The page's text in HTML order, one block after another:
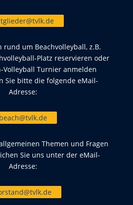
rund um Beachvolleyball, z.B.
Platz reservieren oder
Volleyball Turnier anmelden
Sie bitte die folgende eMail-
Adresse:
beach@tvlk.de
Themen und Fragen
Sie uns unter der eMail-
Adresse: